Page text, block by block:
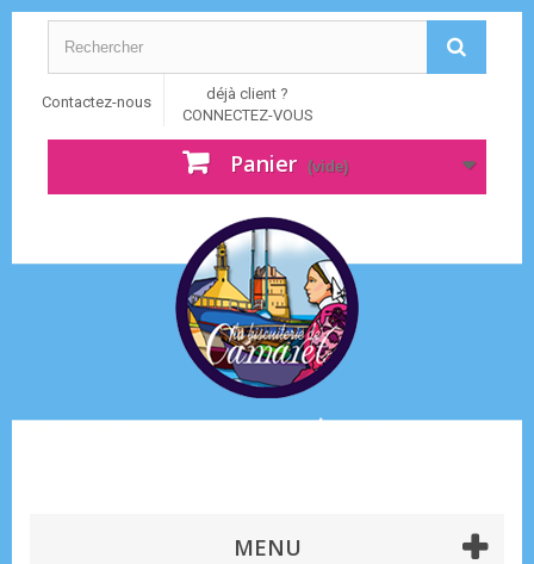
Contactez-nous
déjà client ?
CONNECTEZ-VOUS
Panier (vide)
MENU